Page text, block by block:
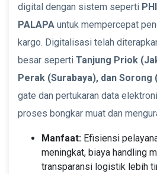
digital dengan sistem seperti
PALAPA untuk mempercepat
kargo. Digitalisasi telah
besar seperti Tanjung Priok
Perak (Surabaya), dan Sorong
gate dan pertukaran data
proses bongkar muat dan
Manfaat: Efisiensi
meningkat, biaya handling
transparansi logistik lebih